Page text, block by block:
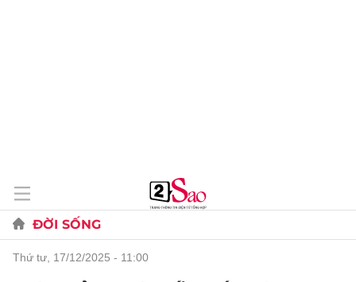
ĐỜI SỐNG
thứ tư, 17/12/2025 - 11:00